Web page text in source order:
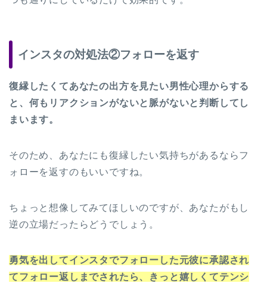
インスタの対処法②フォローを返す
復縁したくてあなたの出方を見たい男性心理からする
と、何もリアクションがないと脈がないと判断してし
まいます。
そのため、あなたにも復縁したい気持ちがあるならフ
ォローを返すのもいいですね。
ちょっと想像してみてほしいのですが、あなたがもし
逆の立場だったらどうでしょう。
勇気を出してインスタでフォローした元彼に承認され
てフォロー返しまでされたら、きっと嬉しくてテンシ